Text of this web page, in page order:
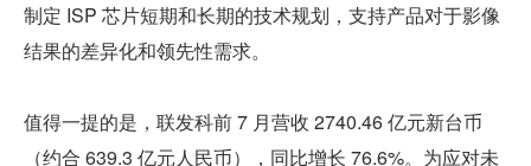
制定 ISP 芯片短期和长期的技术规划，支持产品对于影像
结果的差异化和领先性需求。
值得一提的是，联发科前 7 月营收 2740.46 亿元新台币
（约合 639.3 亿元人民币），同比增长 76.6%。为应对未